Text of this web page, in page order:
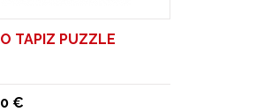
TAPIZ PUZZLE
€